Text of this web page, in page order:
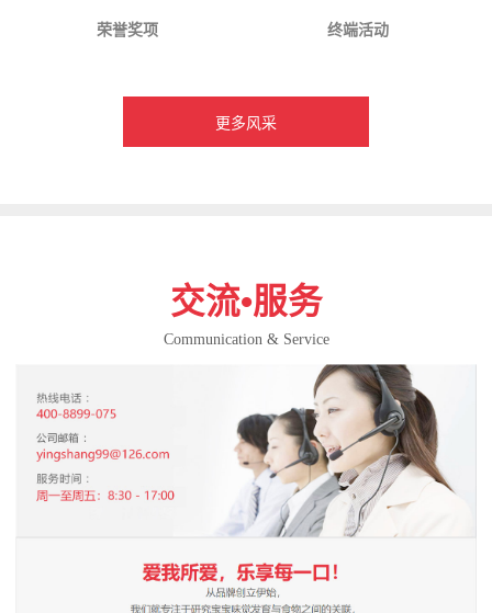
荣誉奖项 终端活动
更多风采
交流•服务
Communication & Service